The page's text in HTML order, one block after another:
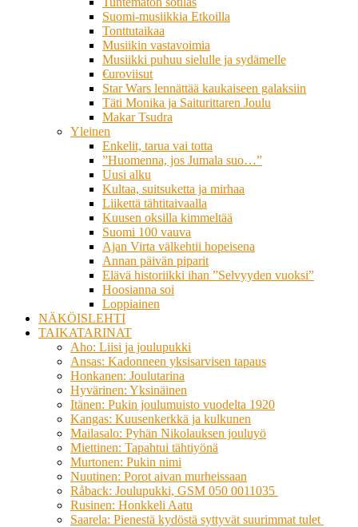
Suomi-musiikkia Etkoilla
Tonttutaikaa
Musiikin vastavoimia
Musiikki puhuu sielulle ja sydämelle
€uroviisut
Star Wars lennättää kaukaiseen galaksiin
Täti Monika ja Saiturittaren Joulu
Makar Tsudra
Yleinen
Enkelit, tarua vai totta
”Huomenna, jos Jumala suo…”
Uusi alku
Kultaa, suitsuketta ja mirhaa
Liikettä tähtitaivaalla
Kuusen oksilla kimmeltää
Suomi 100 vauva
Ajan Virta välkehtii hopeisena
Annan päivän piparit
Elävä historiikki ihan ”Selvyyden vuoksi”
Hoosianna soi
Loppiainen
NÄKÖISLEHTI
TAIKATARINAT
Aho: Liisi ja joulupukki
Ansas: Kadonneen yksisarvisen tapaus
Honkanen: Joulutarina
Hyvärinen: Yksinäinen
Itänen: Pukin joulumuisto vuodelta 1920
Kangas: Kuusenkerkkä ja kulkunen
Mailasalo: Pyhän Nikolauksen jouluyö
Miettinen: Tapahtui tähtiyönä
Murtonen: Pukin nimi
Nuutinen: Porot aivan murheissaan
Råback: Joulupukki, GSM 050 0011035
Rusinen: Honkkeli Aatu
Saarela: Pienestä kydöstä syttyvät suurimmat tulet